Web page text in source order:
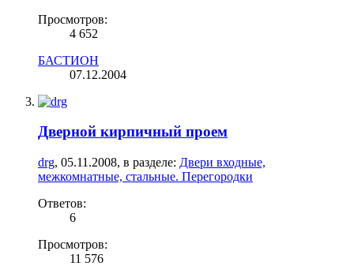
Просмотров:
4 652
БАСТИОН
07.12.2004
Дверной кирпичный проем
drg, 05.11.2008, в разделе: Двери входные,
межкомнатные, стальные. Перегородки
Ответов:
6
Просмотров:
11 576